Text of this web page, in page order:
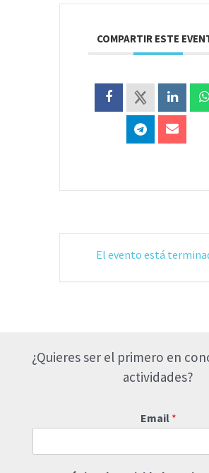
COMPARTIR ESTE
El evento está
¿Quieres ser el primero en
actividades?
Email *